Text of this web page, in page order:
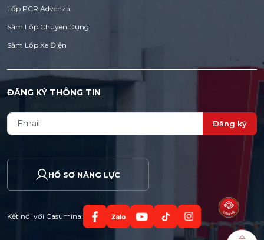
Lốp PCR Advenza
Săm Lốp Chuyên Dụng
Săm Lốp Xe Điện
ĐĂNG KÝ THÔNG TIN
Đăng ký
HỒ SƠ NĂNG LỰC
Kết nối với Casumina: